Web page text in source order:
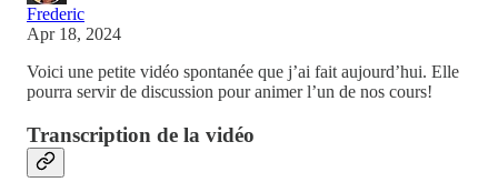
Frederic
Apr 18, 2024
Voici une petite vidéo spontanée que j’ai fait aujourd’hui. Elle
pourra servir de discussion pour animer l’un de nos cours!
Transcription de la vidéo